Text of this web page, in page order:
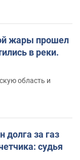
жары прошел
в реки.
область и
долга за газ
судья